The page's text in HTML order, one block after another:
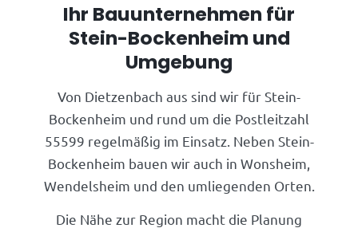
Ihr Bauunternehmen für
Stein-Bockenheim und
Umgebung
Von Dietzenbach aus sind wir für Stein-
Bockenheim und rund um die Postleitzahl
55599 regelmäßig im Einsatz. Neben Stein-
Bockenheim bauen wir auch in Wonsheim,
Wendelsheim und den umliegenden Orten.
Die Nähe zur Region macht die Planung